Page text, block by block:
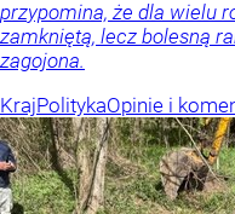
przypomina, że dla wielu
zamkniętą, lecz bolesną
zagojona.
KrajPolitykaOpinie i